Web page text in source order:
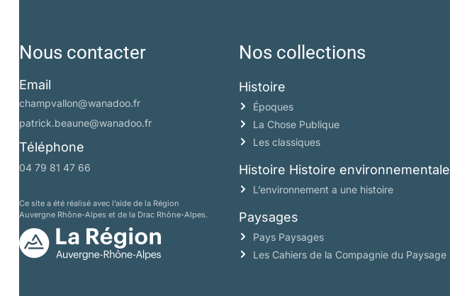
Nous contacter
Email
champvallon@wanadoo.fr
patrick.beaune@wanadoo.fr
Téléphone
04 79 81 47 66
Ce site a été réalisé avec l’aide de la Région
Auvergne Rhône-Alpes et de la Drac Rhône-Alpes.
Nos collections
Histoire
Époques
La Chose Publique
Les classiques
Histoire Histoire environnementale
L’environnement a une histoire
Paysages
Pays Paysages
Les Cahiers de la Compagnie du Paysage